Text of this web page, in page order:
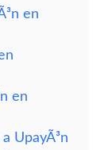
en
en
UpayÃ³n